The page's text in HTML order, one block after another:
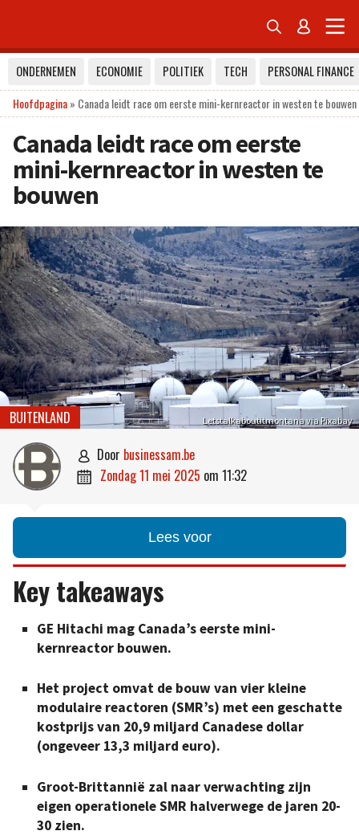
 
ONDERNEMEN ECONOMIE POLITIEK TECH
PERSONAL FINANCE
Hoofdpagina» Canada leidt race om eerste mini-kernreactor in westen te bouwen
Canada leidt race om eerste
mini-kernreactor in westen te
bouwen
Letstalkaboutitmontana via Pixabay
BUITENLAND
 door businessam.be
 zondag 11 mei 2025 om 11:32
Lees voor
Key takeaways
GE Hitachi mag Canada’s eerste mini-
kernreactor bouwen.
Het project omvat de bouw van vier kleine
modulaire reactoren (SMR’s) met een geschatte
kostprijs van 20,9 miljard Canadese dollar
(ongeveer 13,3 miljard euro).
Groot-Brittannië zal naar verwachting zijn
eigen operationele SMR halverwege de jaren 20-
30 zien.